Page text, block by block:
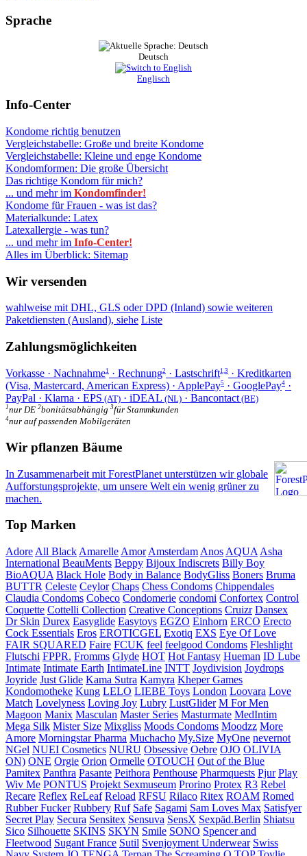
Sprache
Deutsch
Englisch
Info-Center
Kondome richtig benutzen
Vergleichstabelle: Große und breite Kondome
Vergleichstabelle: Kleine und enge Kondome
Kondomformen: Die große Übersicht
Das richtige Kondom für mich?
... und mehr im Kondomfinder!
Kondome für Frauen - was ist das?
Materialkunde: Latex
Latexallergie - was tun?
... und mehr im Info-Center!
Alles im Überblick: Sitemap
Wir versenden
wahlweise mit DHL, GLS oder DPD (Inland) sowie weiteren
Paketdiensten (Ausland), siehe Liste
Zahlungsmöglichkeiten
Vorkasse · Nachnahme1 · Rechnung2 · Lastschrift1,3 · Kreditkarten
(Visa, Mastercard, American Express) · ApplePay5 · GooglePay4 ·
PayPal · Klarna · EPS (AT) · iDEAL (NL) · Bancontact (BE)
1nur DE 2bonitätsabhängig 3für Stammkunden
4nur auf passenden Mobilgeräten
Wir pflanzen Bäume
In Zusammenarbeit mit ForestPlanet unterstützen wir globale
Aufforstungsprojekte, um unsere Welt ein wenig grüner zu
machen.
Top Marken
Adore All Black Amarelle Amor Amsterdam Anos AQUA Asha
International BeauMents Beppy Bijoux Indiscrets Billy Boy
BioAQUA Black Hole Body in Balance BodyGliss Boners Bruma
BUTTR Celeste Ceylor Chaps Chess Condoms Chippendales
Claudia Condoms Cobeco Condomerie condomi Confortex Control
Coquette Cottelli Collection Creative Conceptions Cruizr Dansex
Dr Skin Durex Easyglide Easytoys EGZO Einhorn ERCO Erecto
Cock Essentials Eros EROTICGEL Exotiq EXS Eye Of Love
FAIR SQUARED Faire FCUK feel feelgood Condoms Fleshlight
Flutschi FPPR. Fromms Glyde HOT Hot Fantasy Hueman ID Lube
Intimate Intimate Earth IntimateLine INTT Joydivision Joydrops
Joyride Just Glide Kama Sutra Kamyra Kheper Games
Kondomotheke Kung LELO LIEBE Toys London Loovara Love
Match Lovelyness Loving Joy Lubry LustGlider M For Men
Magoon Manix Masculan Master Series Masturmate MedIntim
Mega Silk Mister Size Mixgliss Moods Condoms Moodzz More
Amore Morningstar Pharma Muchacho My.Size MyOne nevernot
NGel NUEI Cosmetics NURU Obsessive Oebre OJO OLIVIA
ON) ONE Orgie Orion Ormelle OTOUCH Out of the Blue
Pamitex Panthra Pasante Peithora Penthouse Pharmquests Pjur Play
Wiv Me PONTUS Projekt Sexmuseum Prorino Protex R3 Rebel
Recare Reflex ReLeaf Reload RFSU Rilaco Ritex ROAM Romed
Rubber Fucker Rubbery Ruf Safe Sagami Sam Loves Max Satisfyer
Secret Play Secura Sensitex Sensuva SensX Sexpäd.Berlin Shiatsu
Sico Silhouette SKINS SKYN Smile SONO Spencer and
Fleetwood Sugant France Sutil Svenjoyment Underwear Swiss